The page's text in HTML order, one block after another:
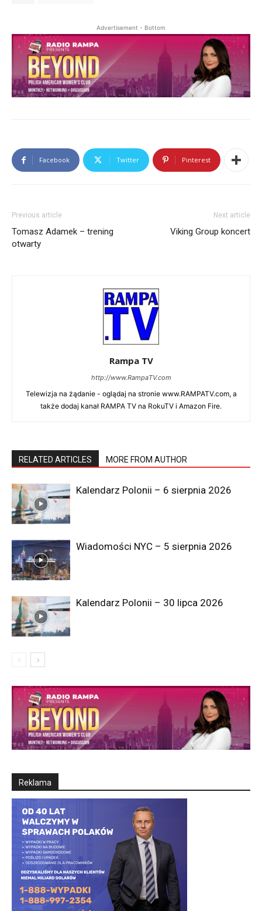
Bio Latest Posts
Rampa TV
Telewizja na żądanie - oglądaj na stronie
www.RAMPATV.com, a także dodaj kanał RAMPA TV
Advertisement - Bottom
Facebook Twitter Pinterest
Previous article
Tomasz Adamek – trening
otwarty
Next article
Viking Group koncert
Rampa TV
http://www.RampaTV.com
Telewizja na żądanie - oglądaj na stronie www.RAMPATV.com, a
także dodaj kanał RAMPA TV na RokuTV i Amazon Fire.
RELATED ARTICLES MORE FROM AUTHOR
Kalendarz Polonii – 6 sierpnia 2026
Wiadomości NYC – 5 sierpnia 2026
Kalendarz Polonii – 30 lipca 2026
Reklama